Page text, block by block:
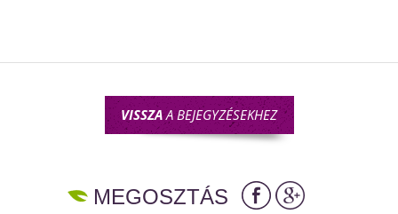
VISSZAA BEJEGYZÉSEKHEZ
MEGOSZTÁS